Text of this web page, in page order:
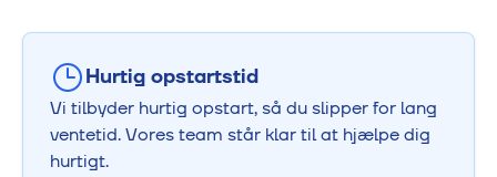
Hurtig opstartstid
Vi tilbyder hurtig opstart, så du slipper for lang
ventetid. Vores team står klar til at hjælpe dig
hurtigt.